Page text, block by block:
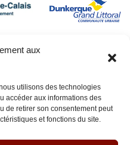
aux
utilisons des technologies
accéder aux informations des
de retirer son consentement peut
et fonctions du site.